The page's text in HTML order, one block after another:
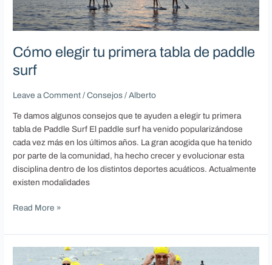
Cómo elegir tu primera tabla de paddle
surf
Leave a Comment /Consejos /Alberto
Te damos algunos consejos que te ayuden a elegir tu primera
tabla de Paddle Surf El paddle surf ha venido popularizándose
cada vez más en los últimos años. La gran acogida que ha tenido
por parte de la comunidad, ha hecho crecer y evolucionar esta
disciplina dentro de los distintos deportes acuáticos. Actualmente
existen modalidades
primera
tabla
de
paddle
surf
Read More »